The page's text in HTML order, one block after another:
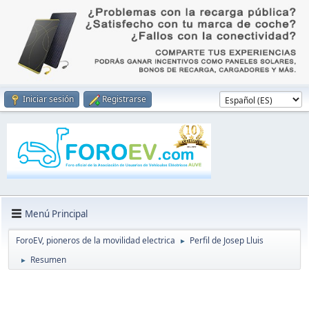
Iniciar sesión Registrarse
Menú Principal
ForoEV, pioneros de la movilidad electrica ► Perfil de Josep Lluis
► Resumen